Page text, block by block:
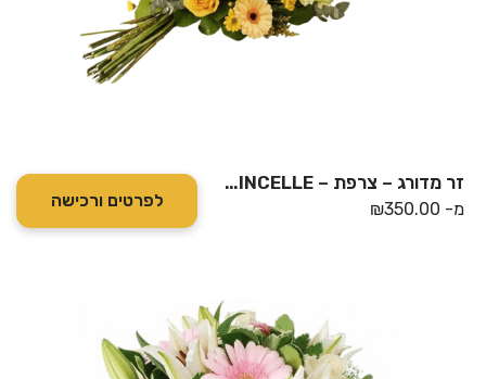
זר מדורג – צרפת – ETINCELLE
מ- ₪350.00 לפרטים ורכישה